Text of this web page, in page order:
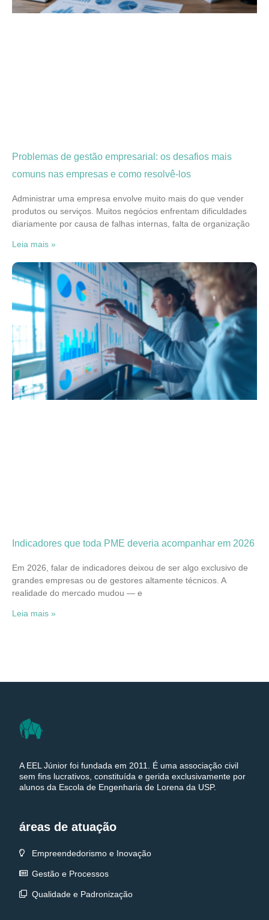
Problemas de gestão empresarial: os desafios mais
comuns nas empresas e como resolvê-los
Administrar uma empresa envolve muito mais do que vender
produtos ou serviços. Muitos negócios enfrentam dificuldades
diariamente por causa de falhas internas, falta de organização
Leia mais »
Indicadores que toda PME deveria acompanhar em 2026
Em 2026, falar de indicadores deixou de ser algo exclusivo de
grandes empresas ou de gestores altamente técnicos. A
realidade do mercado mudou — e
Leia mais »
A EEL Júnior foi fundada em 2011. É uma associação civil
sem fins lucrativos, constituída e gerida exclusivamente por
alunos da Escola de Engenharia de Lorena da USP.
áreas de atuação
Empreendedorismo e Inovação
Gestão e Processos
Qualidade e Padronização